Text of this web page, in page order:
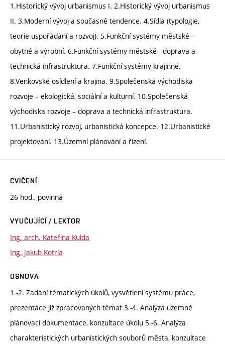
1.Historický vývoj urbanismus I. 2.Historický vývoj urbanismus
II. 3.Moderní vývoj a současné tendence. 4.Sídla (typologie,
teorie uspořádání a rozvoj). 5.Funkční systémy městské -
obytné a výrobní. 6.Funkční systémy městské - doprava a
technická infrastruktura. 7.Funkční systémy krajinné.
8.Venkovské osídlení a krajina. 9.Společenská východiska
rozvoje – ekologická, sociální a kulturní. 10.Společenská
východiska rozvoje – doprava a technická infrastruktura.
11.Urbanistický rozvoj, urbanistická koncepce. 12.Urbanistické
projektování. 13.Územní plánování a řízení.
CVIČENÍ
26 hod., povinná
VYUČUJÍCÍ / LEKTOR
Ing. arch. Kateřina Kulda
Ing. Jakub Kotrla
OSNOVA
1.-2. Zadání tématických úkolů, vysvětlení systému práce,
prezentace již zpracovaných témat 3.-4. Analýza územně
plánovací dokumentace, konzultace úkolu 5.-6. Analýza
charakteristických urbanistických souborů města, konzultace